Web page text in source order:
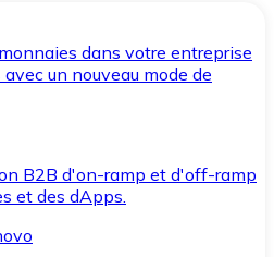
dans votre entreprise
un nouveau mode de
B2B d'on-ramp et d'off-ramp
et des dApps.